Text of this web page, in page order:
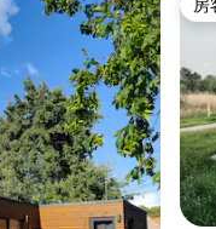
房
房